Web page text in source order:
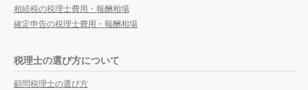
相続税の税理士費用・報酬相場
確定申告の税理士費用・報酬相場
税理士の選び方について
顧問税理士の選び方